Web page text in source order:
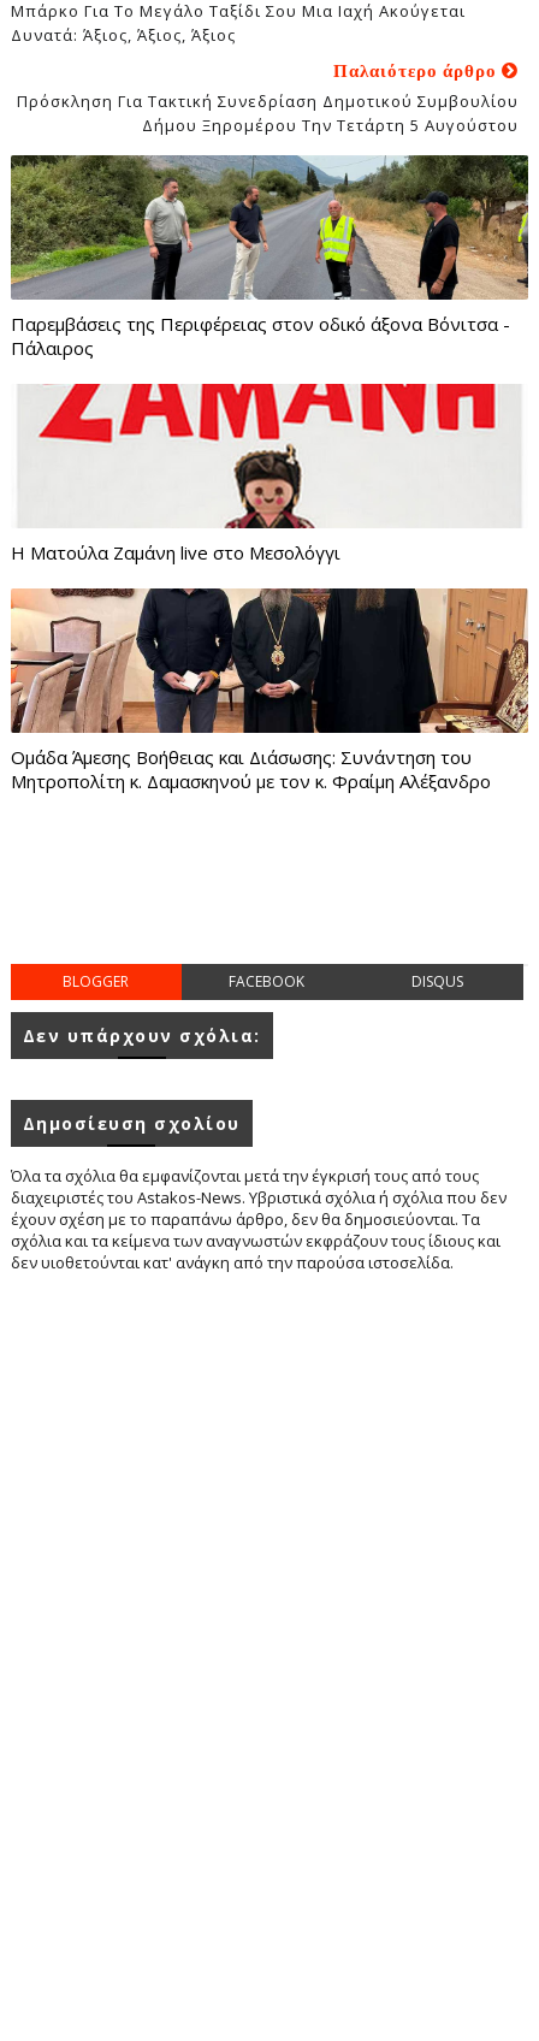
Μπάρκο Για Το Μεγάλο Ταξίδι Σου Μια Ιαχή Ακούγεται
Δυνατά: Άξιος, Άξιος, Άξιος
Παλαιότερο άρθρο
Πρόσκληση Για Τακτική Συνεδρίαση Δημοτικού Συμβουλίου
Δήμου Ξηρομέρου Την Τετάρτη 5 Αυγούστου
Παρεμβάσεις της Περιφέρειας στον οδικό άξονα Βόνιτσα -
Πάλαιρος
Η Ματούλα Ζαμάνη live στο Μεσολόγγι
Ομάδα Άμεσης Βοήθειας και Διάσωσης: Συνάντηση του
Μητροπολίτη κ. Δαμασκηνού με τον κ. Φραίμη Αλέξανδρο
BLOGGER FACEBOOK DISQUS
Δεν υπάρχουν σχόλια:
Δημοσίευση σχολίου
Όλα τα σχόλια θα εμφανίζονται μετά την έγκρισή τους από τους
διαχειριστές του Astakos-News. Υβριστικά σχόλια ή σχόλια που δεν
έχουν σχέση με το παραπάνω άρθρο, δεν θα δημοσιεύονται. Τα
σχόλια και τα κείμενα των αναγνωστών εκφράζουν τους ίδιους και
δεν υιοθετούνται κατ' ανάγκη από την παρούσα ιστοσελίδα.